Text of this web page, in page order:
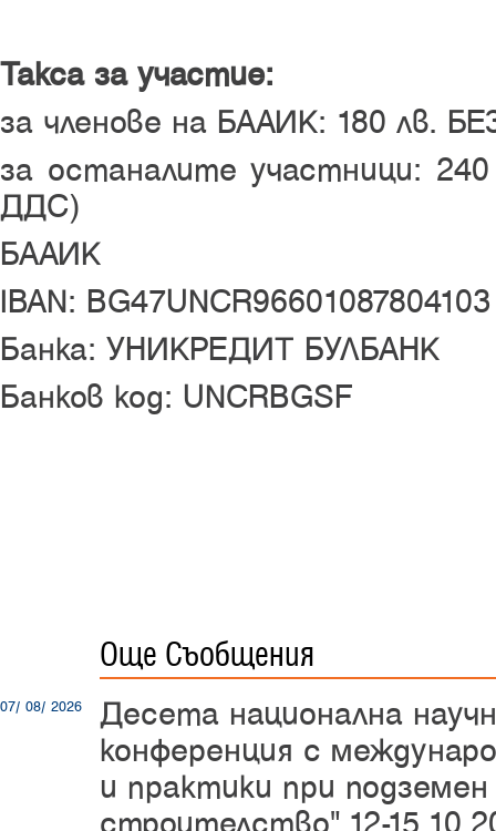
Такса за участие:
за членове на БААИК: 180 лв.
за останалите участници:
ДДС)
БААИК
IBAN: BG47UNCR96601087804103
Банка: УНИКРЕДИТ БУЛБАНК
Банков код: UNCRBGSF
Още Съобщения
07/ 08/ 2026
Десета национална
конференция с
и практики при